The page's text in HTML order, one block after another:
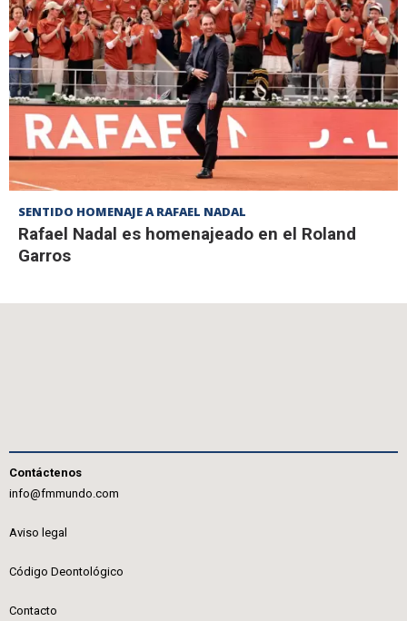
SENTIDO HOMENAJE A RAFAEL NADAL
Rafael Nadal es homenajeado en el Roland
Garros
Contáctenos
info@fmmundo.com
Aviso legal
Código Deontológico
Contacto